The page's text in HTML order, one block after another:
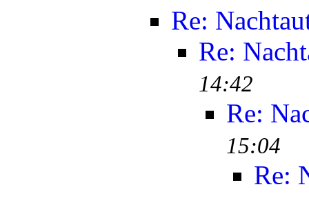
Re:
Re:
14:42
Re:
15:04
Re: